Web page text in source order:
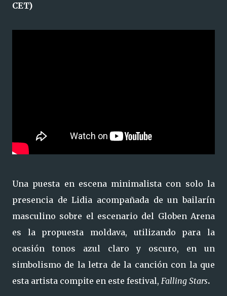
CET)
Una puesta en escena minimalista con solo la
presencia de Lidia acompañada de un bailarín
masculino sobre el escenario del Globen Arena
es la propuesta moldava, utilizando para la
ocasión tonos azul claro y oscuro, en un
simbolismo de la letra de la canción con la que
esta artista compite en este festival, Falling Stars.